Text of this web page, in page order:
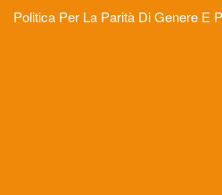
Politica Per La Parità Di Genere E